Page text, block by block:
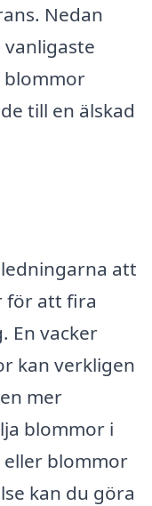
Nedan
blommor
till en älskad
att
för att fira
En vacker
kan verkligen
mer
blommor i
blommor
kan du göra